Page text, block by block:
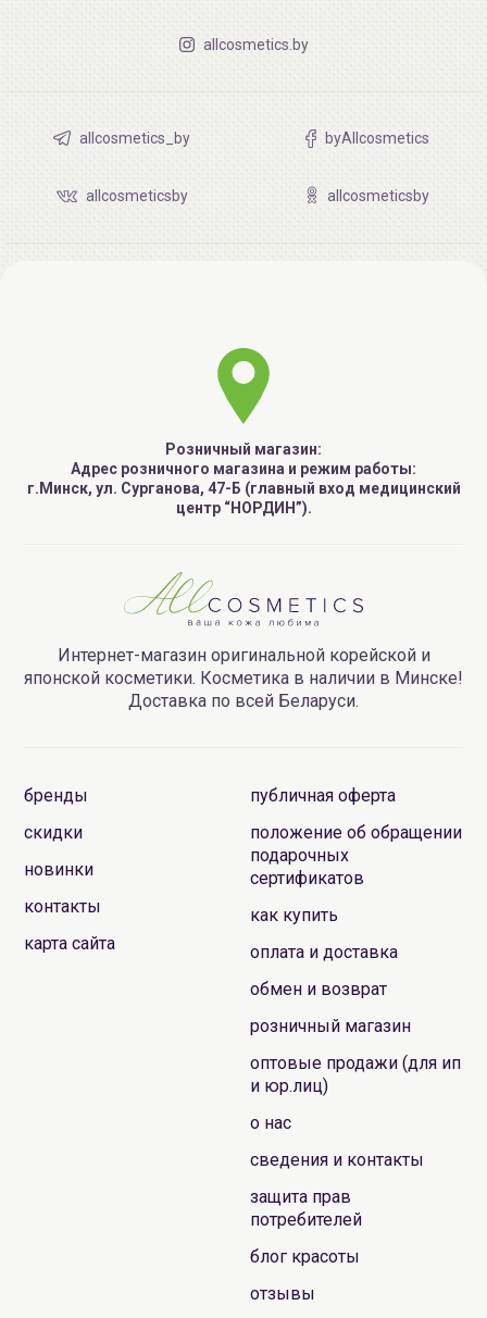
allcosmetics.by
allcosmetics_by byAllcosmetics
allcosmeticsby allcosmeticsby
Розничный магазин:
Адрес розничного магазина и режим работы:
г.Минск, ул. Сурганова, 47-Б (главный вход медицинский
центр “НОРДИН”).
Интернет-магазин оригинальной корейской и
японской косметики. Косметика в наличии в Минске!
Доставка по всей Беларуси.
бренды
скидки
новинки
контакты
карта сайта
публичная оферта
положение об обращении
подарочных
сертификатов
как купить
оплата и доставка
обмен и возврат
розничный магазин
оптовые продажи (для ип
и юр.лиц)
о нас
сведения и контакты
защита прав
потребителей
блог красоты
отзывы